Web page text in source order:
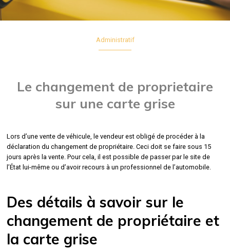
Administratif
Le changement de proprietaire
sur une carte grise
Lors d’une vente de véhicule, le vendeur est obligé de procéder à la
déclaration du changement de propriétaire. Ceci doit se faire sous 15
jours après la vente. Pour cela, il est possible de passer par le site de
l’État lui-même ou d’avoir recours à un professionnel de l’automobile.
Des détails à savoir sur le
changement de propriétaire et
la carte grise